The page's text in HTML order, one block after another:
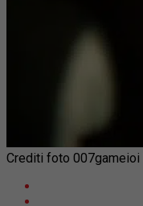
Crediti foto 007gameioi